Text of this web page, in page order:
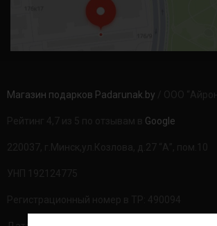
Магазин подарков Padarunak.by
Google